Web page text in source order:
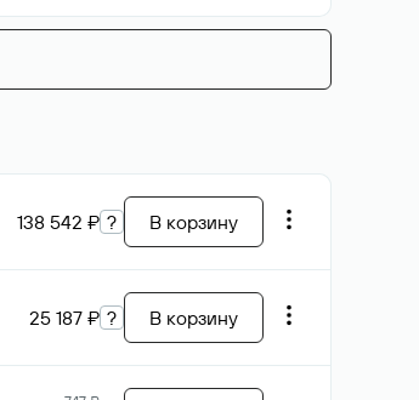
138 542 ₽ ? В корзину
25 187 ₽ ? В корзину